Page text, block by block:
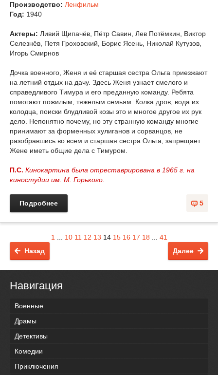
Производство: Ленфильм
Год: 1940
Актеры: Ливий Щипачёв, Пётр Савин, Лев Потёмкин, Виктор
Селезнёв, Петя Гроховский, Борис Ясень, Николай Кутузов,
Игорь Смирнов
Дочка военного, Женя и её старшая сестра Ольга приезжают
на летний отдых на дачу. Здесь Женя узнает смелого и
справедливого Тимура и его преданную команду. Ребята
помогают пожилым, тяжелым семьям. Колка дров, вода из
колодца, поиски блудливой козы это и многое другое их рук
дело. Непонятно почему, но эту странную команду многие
принимают за форменных хулиганов и сорванцов, не
разобравшись во всем и старшая сестра Ольга, запрещает
Жене иметь общие дела с Тимуром.
П.С. Кинокартина была отреставрирована в 1965 г. на
киностудии им. М. Горького.
5
Подробнее
1 10 11 12 13 14 15 16 17 18
41
Далее
Назад
Навигация
Военные
Драмы
Детективы
Комедии
Приключения